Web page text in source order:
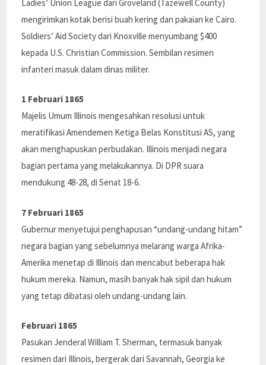
Ladies’ Union League dari Groveland (Tazewell County)
mengirimkan kotak berisi buah kering dan pakaian ke Cairo.
Soldiers’ Aid Society dari Knoxville menyumbang $400
kepada U.S. Christian Commission. Sembilan resimen
infanteri masuk dalam dinas militer.
1 Februari 1865
Majelis Umum Illinois mengesahkan resolusi untuk
meratifikasi Amendemen Ketiga Belas Konstitusi AS, yang
akan menghapuskan perbudakan. Illinois menjadi negara
bagian pertama yang melakukannya. Di DPR suara
mendukung 48-28, di Senat 18-6.
7 Februari 1865
Gubernur menyetujui penghapusan “undang-undang hitam”
negara bagian yang sebelumnya melarang warga Afrika-
Amerika menetap di Illinois dan mencabut beberapa hak
hukum mereka. Namun, masih banyak hak sipil dan hukum
yang tetap dibatasi oleh undang-undang lain.
Februari 1865
Pasukan Jenderal William T. Sherman, termasuk banyak
resimen dari Illinois, bergerak dari Savannah, Georgia ke